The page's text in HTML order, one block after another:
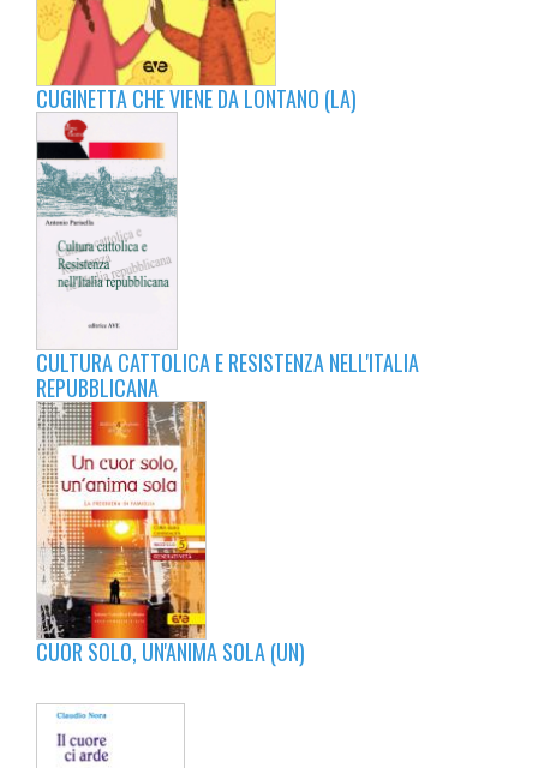
CUGINETTA CHE VIENE DA LONTANO (LA)
CULTURA CATTOLICA E RESISTENZA NELL'ITALIA
REPUBBLICANA
CUOR SOLO, UN'ANIMA SOLA (UN)